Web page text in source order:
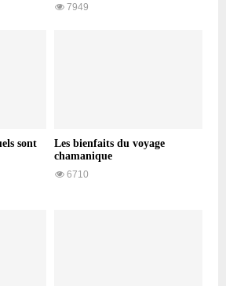
7949
sont
Les bienfaits du voyage
chamanique
6710